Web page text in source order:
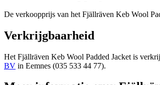
De verkoopprijs van het Fjällräven Keb Wool
Verkrijgbaarheid
Het Fjällräven Keb Wool Padded Jacket is
BV in Eemnes (035 533 44 77).